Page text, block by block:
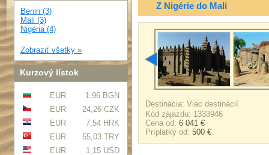
Benin (3)
Mali (3)
Nigéria (4)
Zobraziť všetky »
Kurzový lístok
EUR
1,96 BGN
EUR
24,26 CZK
EUR
7,54 HRK
EUR
55,03 TRY
EUR
1,15 USD
Z Nigérie do Mali
Destinácia: Viac destinácií
Kód zájazdu: 1333946
Cena od: 6 041 €
Príplatky od: 500 €